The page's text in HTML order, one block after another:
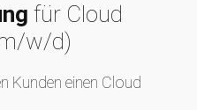
für Cloud
w/d)
Kunden einen Cloud